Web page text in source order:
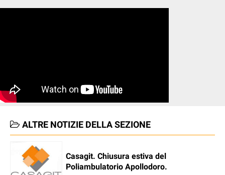
ALTRE NOTIZIE DELLA SEZIONE
Casagit. Chiusura estiva del
Poliambulatorio Apollodoro.